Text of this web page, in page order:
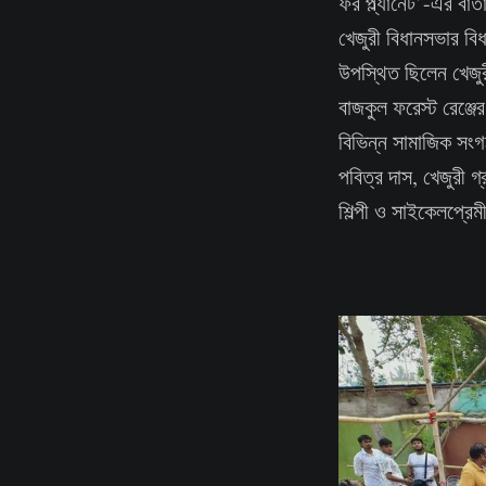
খেজুরী বিধানসভার
উপস্থিত ছিলেন
বাজকুল ফরেস্ট
বিভিন্ন সামাজিক
পবিত্র দাস, খেজুরী
শিল্পী ও